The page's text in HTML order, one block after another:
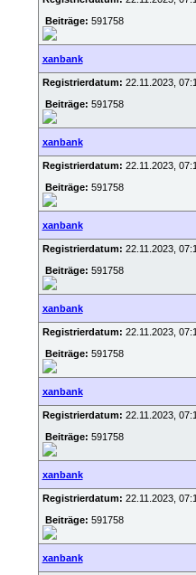
Beiträge: 591758
xanbank
Registrierdatum: 22.11.2023,
Beiträge: 591758
xanbank
Registrierdatum: 22.11.2023,
Beiträge: 591758
xanbank
Registrierdatum: 22.11.2023,
Beiträge: 591758
xanbank
Registrierdatum: 22.11.2023,
Beiträge: 591758
xanbank
Registrierdatum: 22.11.2023,
Beiträge: 591758
xanbank
Registrierdatum: 22.11.2023,
Beiträge: 591758
xanbank